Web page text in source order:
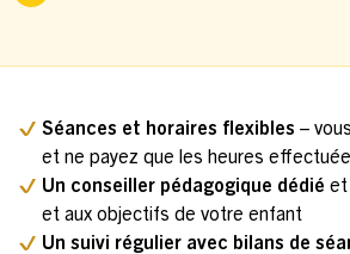
Séances et horaires flexibles –
et ne payez que les heures
Un conseiller pédagogique dédié et
et aux objectifs de votre enfant
Un suivi régulier avec bilans de